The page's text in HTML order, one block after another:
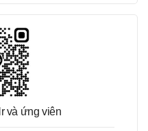
và ứng viên